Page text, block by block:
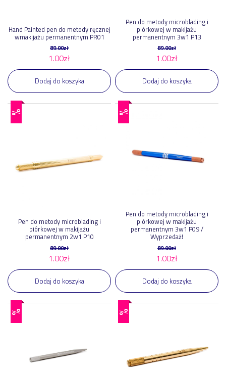
Hand Painted pen do metody ręcznej
wmakijażu permanentnym PR01
89.00zł
1.00zł
Dodaj do koszyka
Pen do metody microblading i
piórkowej w makijażu
permanentnym 3w1 P13
89.00zł
1.00zł
Dodaj do koszyka
%
Pen do metody microblading i
piórkowej w makijażu
permanentnym 2w1 P10
89.00zł
1.00zł
Dodaj do koszyka
%
Pen do metody microblading i
piórkowej w makijażu
permanentnym 3w1 P09 /
Wyprzedaż!
89.00zł
1.00zł
Dodaj do koszyka
% %